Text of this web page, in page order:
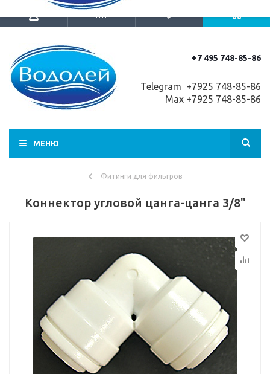
+7 495 748-85-86
Telegram +7925 748-85-86
Max +7925 748-85-86
МЕНЮ
Фитинги для фильтров
Коннектор угловой цанга-цанга 3/8"